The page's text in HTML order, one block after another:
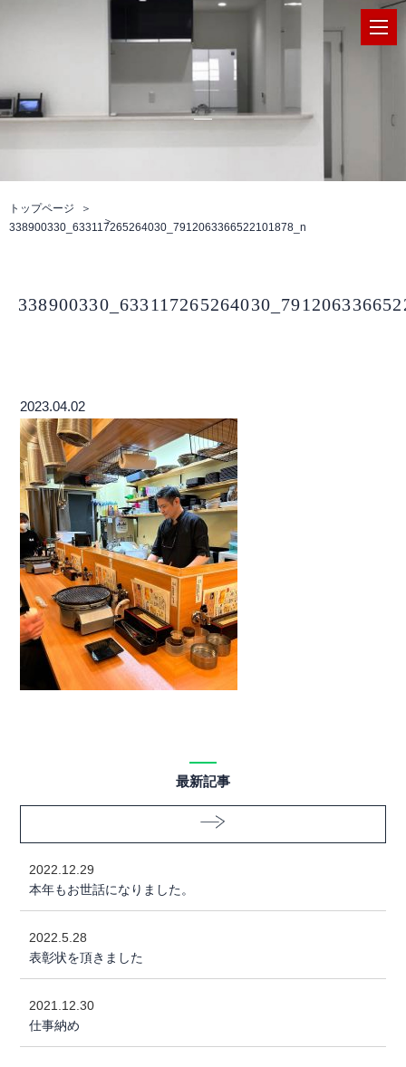
トップページ
338900330_633117265264030_7912063366522101878_n
2023.04.02
最新記事
2022.12.29
本年もお世話になりました。
2022.5.28
表彰状を頂きました
2021.12.30
仕事納め